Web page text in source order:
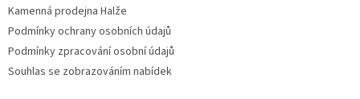
Kamenná prodejna Halže
Podmínky ochrany osobních údajů
Podmínky zpracování osobní údajů
Souhlas se zobrazováním nabídek